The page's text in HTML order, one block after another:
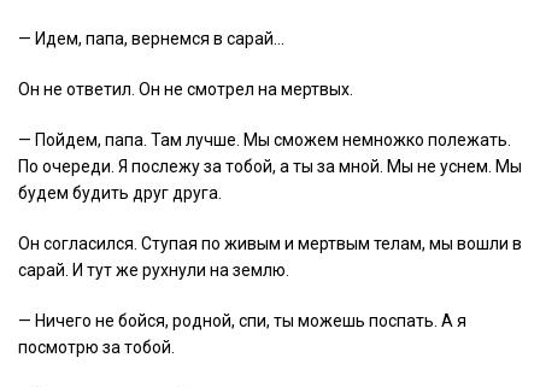
— Идем, папа, вернемся в сарай…
Он не ответил. Он не смотрел на мертвых.
— Пойдем, папа. Там лучше. Мы сможем немножко полежать.
По очереди. Я послежу за тобой, а ты за мной. Мы не уснем. Мы
будем будить друг друга.
Он согласился. Ступая по живым и мертвым телам, мы вошли в
сарай. И тут же рухнули на землю.
— Ничего не бойся, родной, спи, ты можешь поспать. А я
посмотрю за тобой.